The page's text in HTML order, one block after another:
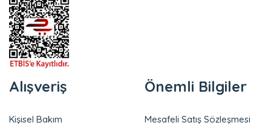
Alışveriş
Kişisel Bakım
Önemli Bilgiler
Mesafeli Satış Sözleşmesi